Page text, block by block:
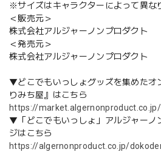
※サイズはキャラクターによって異な
＜販売元＞
株式会社アルジャーノンプロダクト
＜発売元＞
株式会社アルジャーノンプロダクト
▼どこでもいっしょグッズを集めたオ
りみち屋』はこちら
https://
▼「どこでもいっしょ」アルジャーノ
ジはこちら
https://algernonproduct.co.jp/